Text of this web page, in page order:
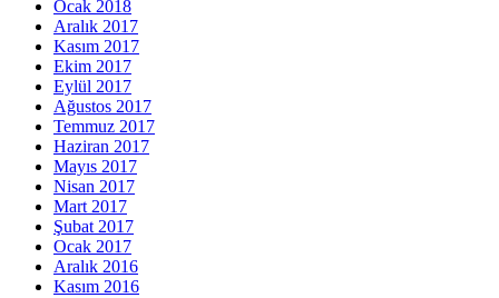
Ocak 2018
Aralık 2017
Kasım 2017
Ekim 2017
Eylül 2017
Ağustos 2017
Temmuz 2017
Haziran 2017
Mayıs 2017
Nisan 2017
Mart 2017
Şubat 2017
Ocak 2017
Aralık 2016
Kasım 2016